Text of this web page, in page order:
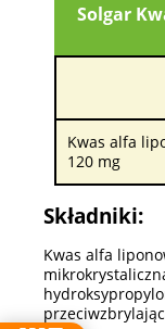
Solgar
Kwas alfa
120 mg
Składniki:
Kwas alfa